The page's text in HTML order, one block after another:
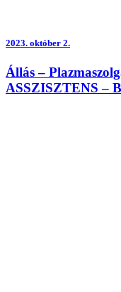
2023. október 2.
Állás –
ASSZISZTENS –